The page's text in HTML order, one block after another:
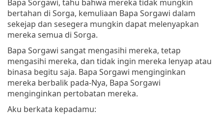
Bapa Sorgawi, tahu bahwa mereka tidak mungkin
bertahan di Sorga, kemuliaan Bapa Sorgawi dalam
sekejap dan sesegera mungkin dapat melenyapkan
mereka semua di Sorga.
Bapa Sorgawi sangat mengasihi mereka, tetap
mengasihi mereka, dan tidak ingin mereka lenyap atau
binasa begitu saja. Bapa Sorgawi menginginkan
mereka berbalik pada-Nya, Bapa Sorgawi
menginginkan pertobatan mereka.
Aku berkata kepadamu: